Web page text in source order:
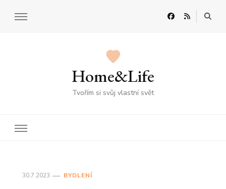
Home&Life
Tvořím si svůj vlastní svět
30.7.2023 BYDLENÍ